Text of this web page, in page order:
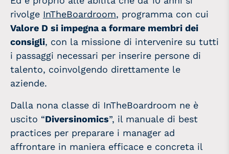
rivolge InTheBoardroom, programma con cui
Valore D si impegna a formare membri dei
consigli, con la missione di intervenire su tutti
i passaggi necessari per inserire persone di
talento, coinvolgendo direttamente le
aziende.
Dalla nona classe di InTheBoardroom ne è
uscito “Diversinomics”, il manuale di best
practices per preparare i manager ad
affrontare in maniera efficace e concreta il